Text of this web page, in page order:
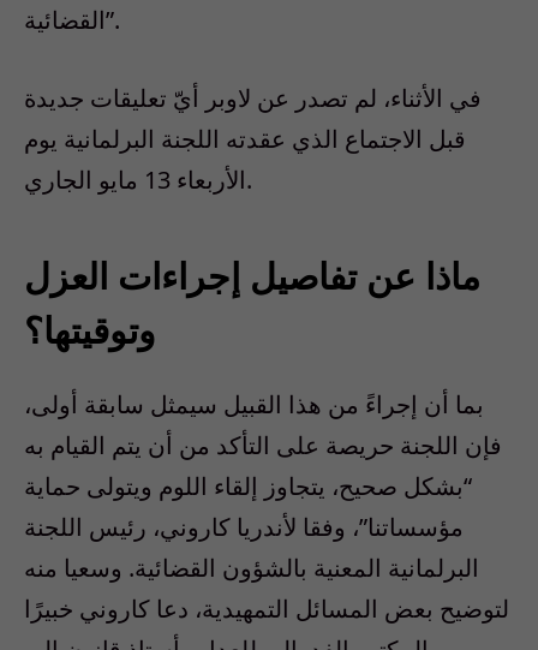
القضائية”.
في الأثناء، لم تصدر عن لاوبر أيّ تعليقات جديدة
قبل الاجتماع الذي عقدته اللجنة البرلمانية يوم
الأربعاء 13 مايو الجاري.
ماذا عن تفاصيل إجراءات العزل
وتوقيتها؟
بما أن إجراءً من هذا القبيل سيمثل سابقة أولى،
فإن اللجنة حريصة على التأكد من أن يتم القيام به
“بشكل صحيح، يتجاوز إلقاء اللوم ويتولى حماية
مؤسساتنا”، وفقا لأندريا كاروني، رئيس اللجنة
البرلمانية المعنية بالشؤون القضائية. وسعيا منه
لتوضيح بعض المسائل التمهيدية، دعا كاروني خبيرًا